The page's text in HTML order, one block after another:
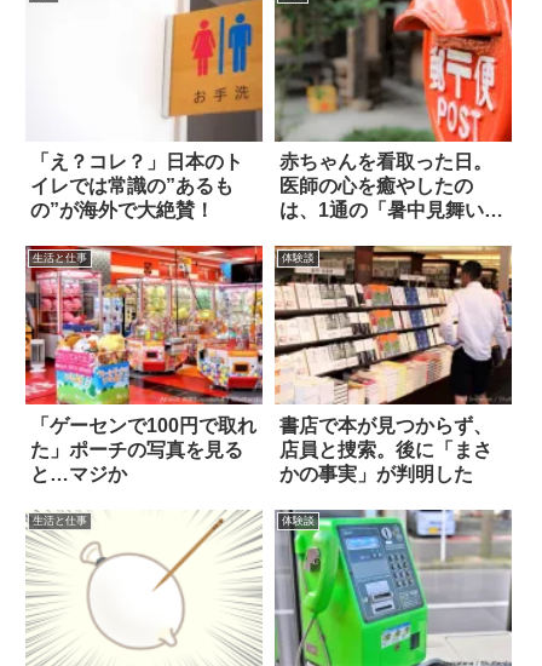
「え？コレ？」日本のト
イレでは常識の”あるも
の”が海外で大絶賛！
赤ちゃんを看取った日。
医師の心を癒やしたの
は、1通の「暑中見舞い」
生活と仕事
「ゲーセンで100円で取れ
た」ポーチの写真を見る
と…マジか
体験談
書店で本が見つからず、
店員と捜索。後に「まさ
かの事実」が判明した
生活と仕事 体験談